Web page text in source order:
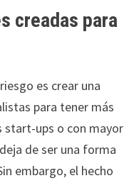
creadas para
es crear una
para tener más
start-ups o con mayor
de ser una forma
embargo, el hecho